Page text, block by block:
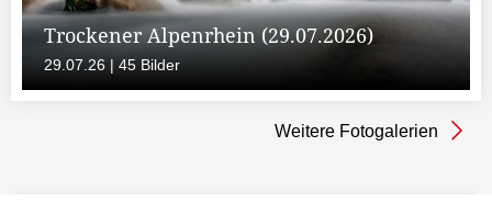
Trockener Alpenrhein (29.07.2026)
29.07.26 | 45 Bilder
Weitere Fotogalerien